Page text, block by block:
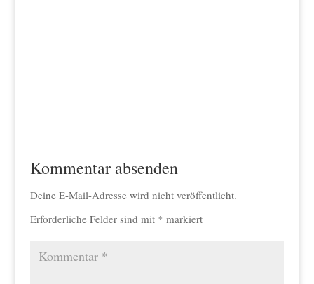
Kommentar absenden
Deine E-Mail-Adresse wird nicht veröffentlicht.
Erforderliche Felder sind mit * markiert